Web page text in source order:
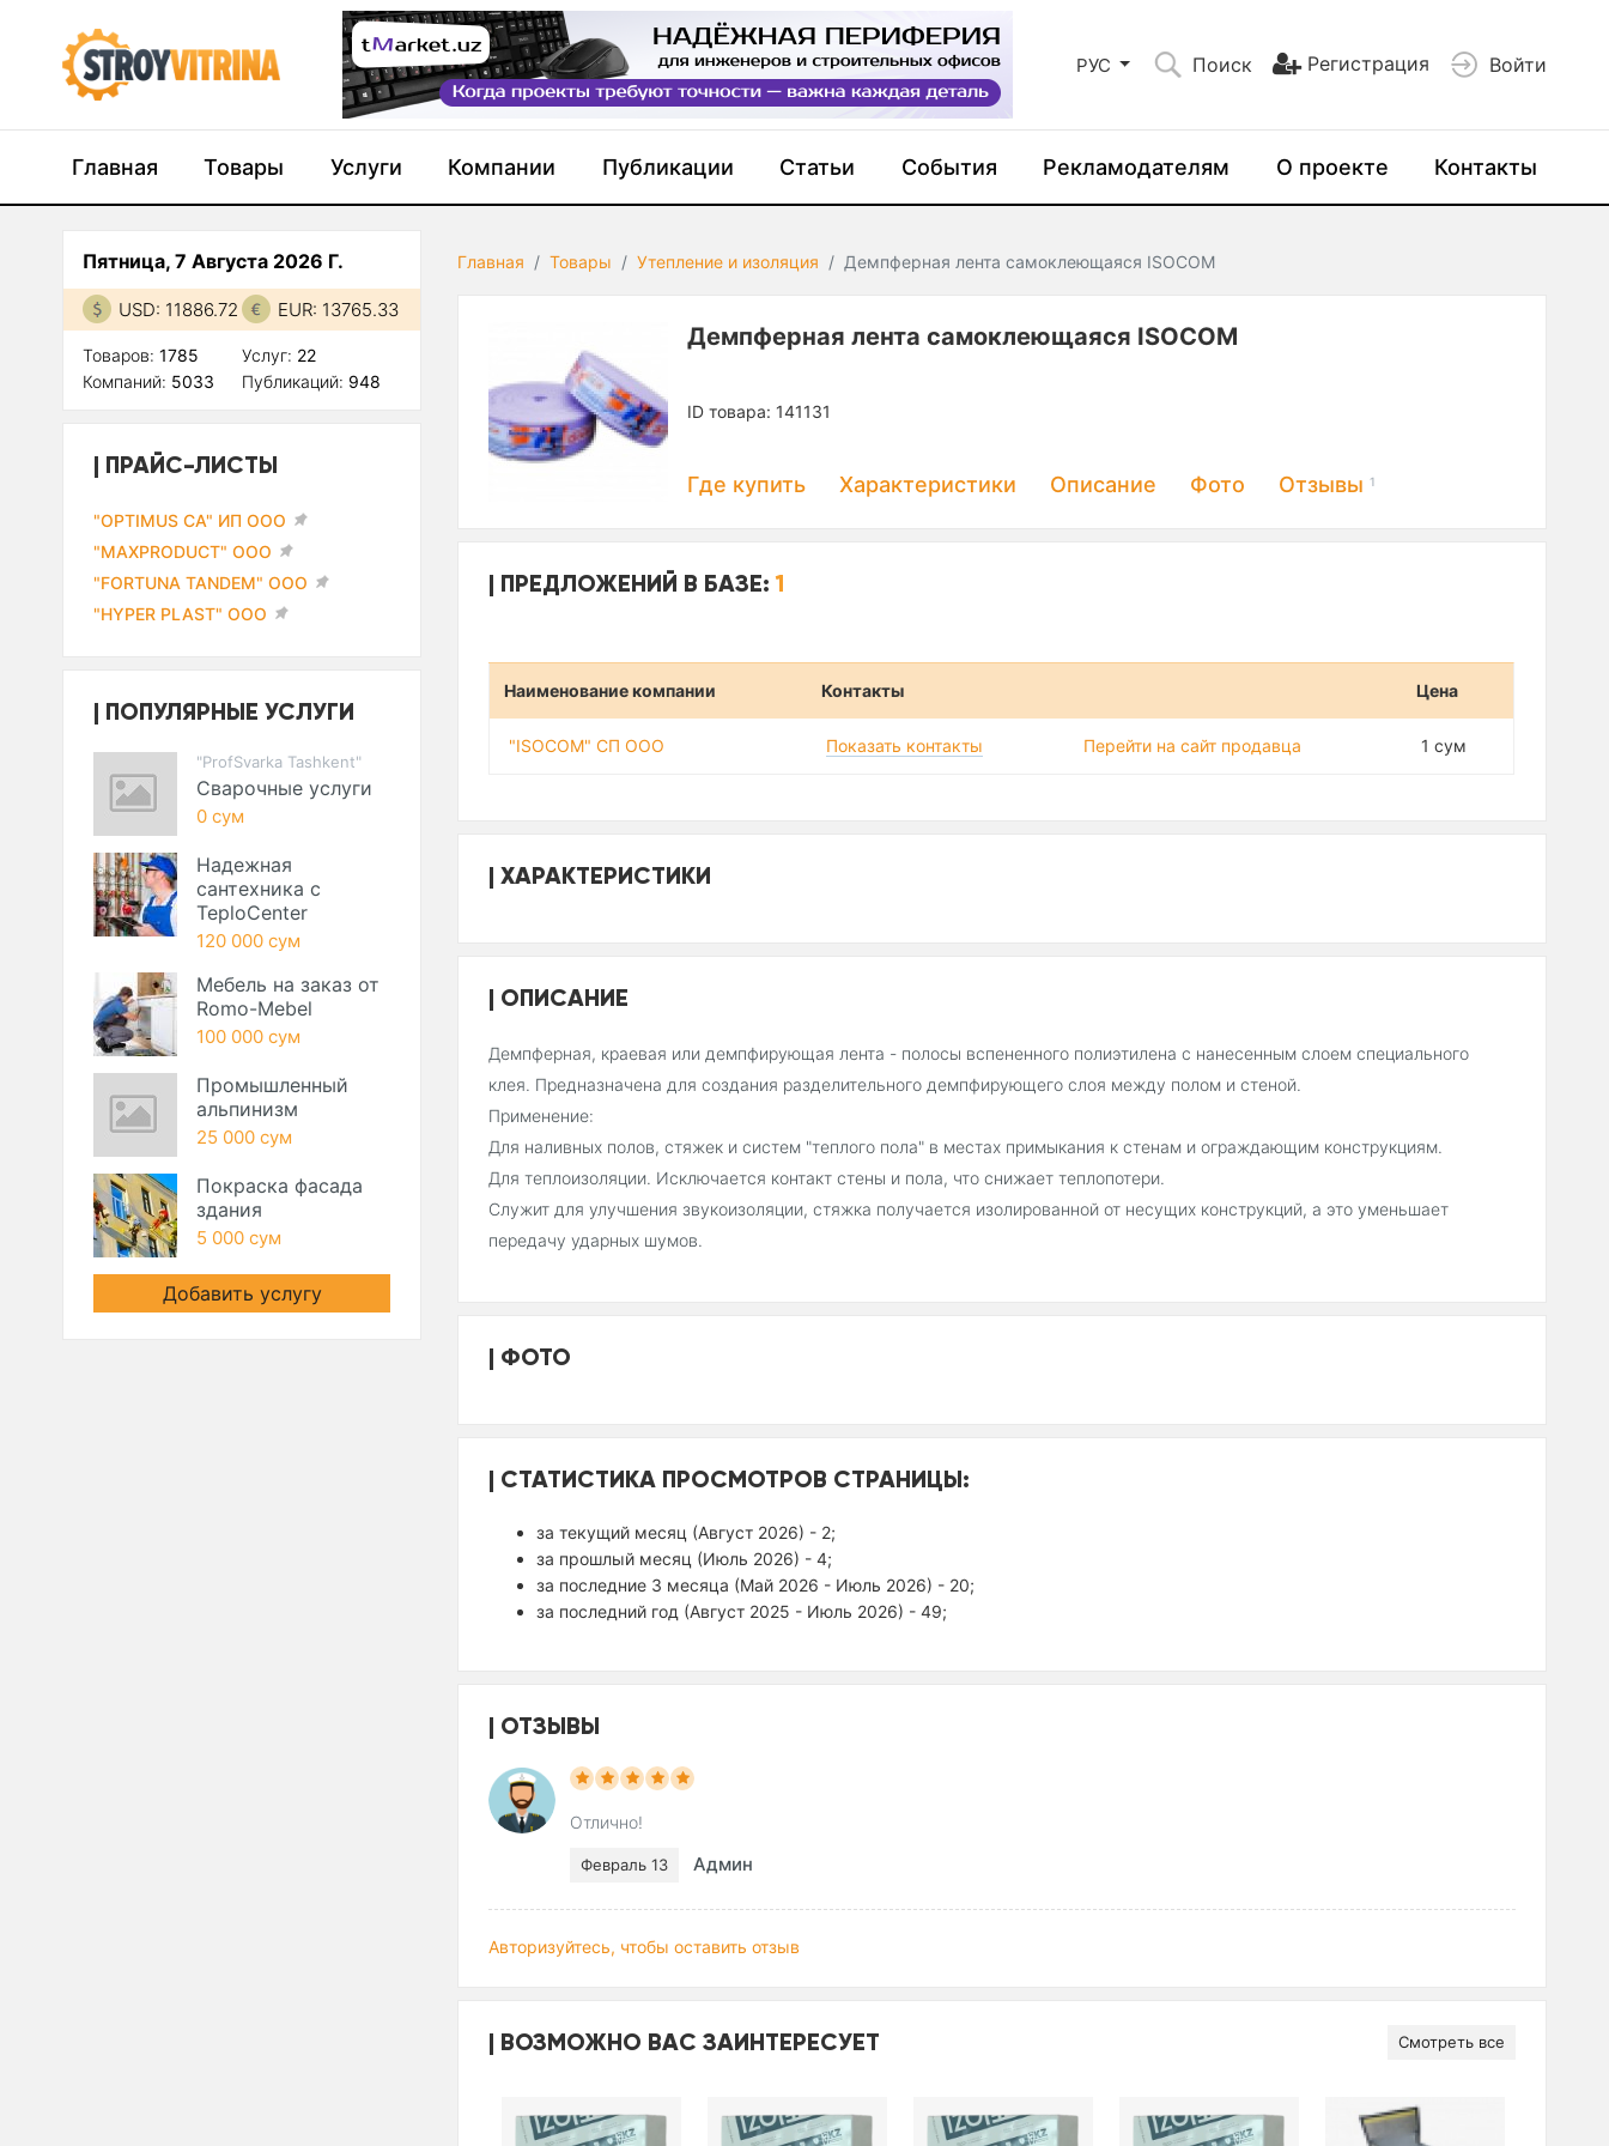
РУС Поиск Регистрация Войти
Главная Товары Услуги Компании Публикации Статьи События Рекламодателям О проекте Контакты
Главная Товары Утепление и изоляция Демпферная лента самоклеющаяся ISOCOM
Демпферная лента самоклеющаяся ISOCOM
ID товара: 141131
Где купить Характеристики Описание Фото Отзывы1
ПРЕДЛОЖЕНИЙ В БАЗЕ:1
Наименование компании Контакты Цена
"ISOCOM" СП ООО Показать контакты Перейти на сайт продавца 1 сум
ХАРАКТЕРИСТИКИ
ОПИСАНИЕ
Демпферная, краевая или демпфирующая лента - полосы вспененного полиэтилена с нанесенным слоем специального
клея. Предназначена для создания разделительного демпфирующего слоя между полом и стеной.
Применение:
Для наливных полов, стяжек и систем "теплого пола" в местах примыкания к стенам и ограждающим конструкциям.
Для теплоизоляции. Исключается контакт стены и пола, что снижает теплопотери.
Служит для улучшения звукоизоляции, стяжка получается изолированной от несущих конструкций, а это уменьшает
передачу ударных шумов.
ФОТО
СТАТИСТИКА ПРОСМОТРОВ СТРАНИЦЫ:
за текущий месяц (Август 2026) - 2;
за прошлый месяц (Июль 2026) - 4;
за последние 3 месяца (Май 2026 - Июль 2026) - 20;
за последний год (Август 2025 - Июль 2026) - 49;
ОТЗЫВЫ
Отлично!
Февраль 13 Админ
Авторизуйтесь, чтобы оставить отзыв
ВОЗМОЖНО ВАС ЗАИНТЕРЕСУЕТ Смотреть все
Пятница, 7 Августа 2026 Г.
USD: 11886.72 EUR: 13765.33
Товаров: 1785
Компаний: 5033
Услуг: 22
Публикаций: 948
ПРАЙС-ЛИСТЫ
"OPTIMUS CA" ИП ООО
"MAXPRODUCT" ООО
"FORTUNA TANDEM" ООО
"HYPER PLAST" ООО
ПОПУЛЯРНЫЕ УСЛУГИ
"ProfSvarka Tashkent"
Сварочные услуги
0 сум
Надежная
сантехника с
TeploCenter
120 000 сум
Мебель на заказ от
Romo-Mebel
100 000 сум
Промышленный
альпинизм
25 000 сум
Покраска фасада
здания
5 000 сум
Добавить услугу